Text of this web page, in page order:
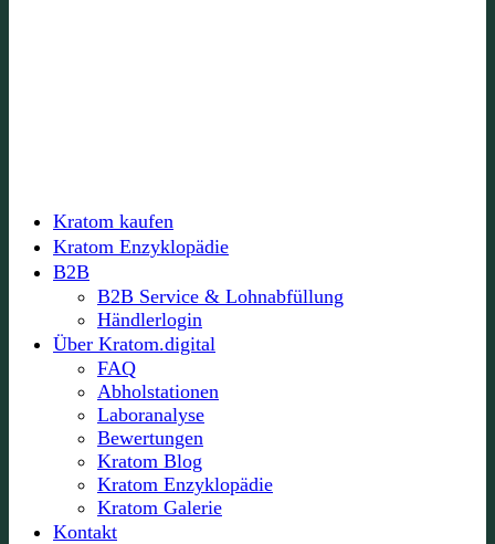
Kratom kaufen
Kratom Enzyklopädie
B2B
B2B Service & Lohnabfüllung
Händlerlogin
Über Kratom.digital
FAQ
Abholstationen
Laboranalyse
Bewertungen
Kratom Blog
Kratom Enzyklopädie
Kratom Galerie
Kontakt